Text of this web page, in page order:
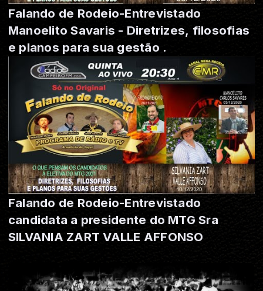
Falando de Rodeio-Entrevistado
Manoelito Savaris - Diretrizes, filosofias
e planos para sua gestão .
Falando de Rodeio-Entrevistado
candidata a presidente do MTG Sra
SILVANIA ZART VALLE AFFONSO